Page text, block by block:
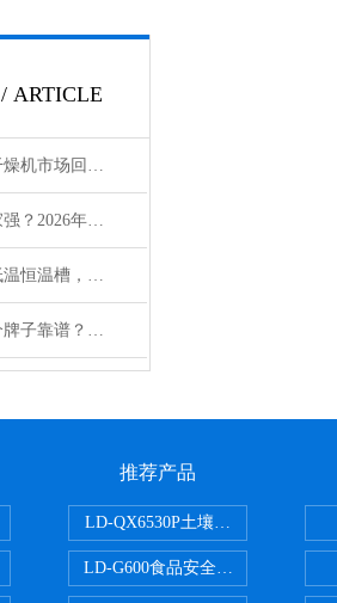
/ ARTICLE
2026年真空冷冻干燥机市场回顾与2027年选型指南
多普勒流速仪哪家强？2026年莱恩德深度对比评测
高校实验室采购低温恒温槽，2026年这些要点要留意
红外测油仪买哪个牌子靠谱？2026年实测多款告诉你答案
推荐产品
LD-QX6530P土壤氧化还原电位检
LD-G600食品安全检测仪